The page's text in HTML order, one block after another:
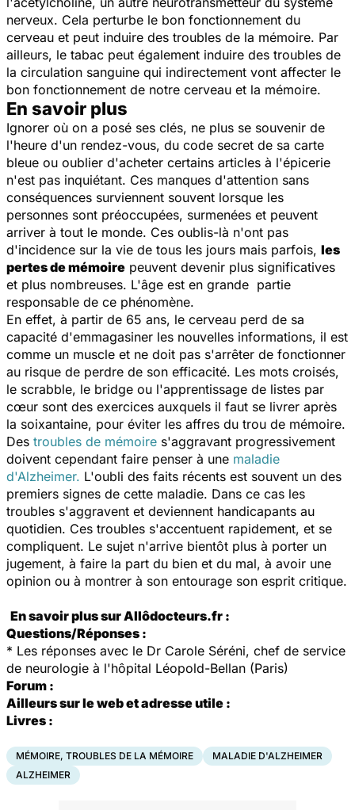
nerveux. Cela perturbe le bon fonctionnement du
cerveau et peut induire des troubles de la mémoire. Par
ailleurs, le tabac peut également induire des troubles de
la circulation sanguine qui indirectement vont affecter le
bon fonctionnement de notre cerveau et la mémoire.
En savoir plus
Ignorer où on a posé ses clés, ne plus se souvenir de
l'heure d'un rendez-vous, du code secret de sa carte
bleue ou oublier d'acheter certains articles à l'épicerie
n'est pas inquiétant. Ces manques d'attention sans
conséquences surviennent souvent lorsque les
personnes sont préoccupées, surmenées et peuvent
arriver à tout le monde. Ces oublis-là n'ont pas
d'incidence sur la vie de tous les jours mais parfois, les
pertes de mémoire peuvent devenir plus significatives
et plus nombreuses. L'âge est en grande partie
responsable de ce phénomène.
En effet, à partir de 65 ans, le cerveau perd de sa
capacité d'emmagasiner les nouvelles informations, il est
comme un muscle et ne doit pas s'arrêter de fonctionner
au risque de perdre de son efficacité. Les mots croisés,
le scrabble, le bridge ou l'apprentissage de listes par
cœur sont des exercices auxquels il faut se livrer après
la soixantaine, pour éviter les affres du trou de mémoire.
Des troubles de mémoire s'aggravant progressivement
doivent cependant faire penser à une maladie
d'Alzheimer. L'oubli des faits récents est souvent un des
premiers signes de cette maladie. Dans ce cas les
troubles s'aggravent et deviennent handicapants au
quotidien. Ces troubles s'accentuent rapidement, et se
compliquent. Le sujet n'arrive bientôt plus à porter un
jugement, à faire la part du bien et du mal, à avoir une
opinion ou à montrer à son entourage son esprit critique.
En savoir plus sur Allôdocteurs.fr :
Questions/Réponses :
* Les réponses avec le Dr Carole Séréni, chef de service
de neurologie à l'hôpital Léopold-Bellan (Paris)
Forum :
Ailleurs sur le web et adresse utile :
Livres :
MÉMOIRE, TROUBLES DE LA MÉMOIRE
MALADIE D'ALZHEIMER
ALZHEIMER